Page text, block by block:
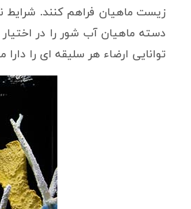
زيست ماهيان فراهم کنند. شرايط
دسته ماهيان آب شور را در
توانایی ارضاء هر سلیقه ای را دارا